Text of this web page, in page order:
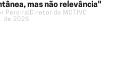
mas não relevância"
Pereira Diretor do MOTIVO
de 2026